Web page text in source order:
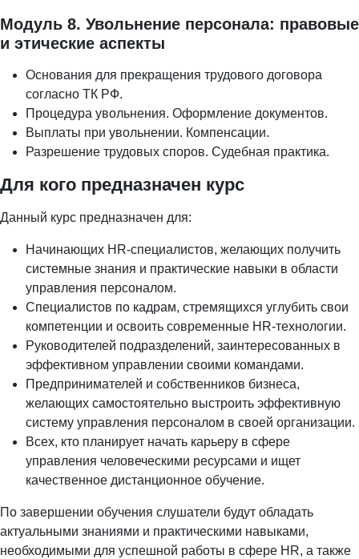
Модуль 8. Увольнение персонала: правовые
и этические аспекты
Основания для прекращения трудового договора
согласно ТК РФ.
Процедура увольнения. Оформление документов.
Выплаты при увольнении. Компенсации.
Разрешение трудовых споров. Судебная практика.
Для кого предназначен курс
Данный курс предназначен для:
Начинающих HR-специалистов, желающих получить
системные знания и практические навыки в области
управления персоналом.
Специалистов по кадрам, стремящихся углубить свои
компетенции и освоить современные HR-технологии.
Руководителей подразделений, заинтересованных в
эффективном управлении своими командами.
Предпринимателей и собственников бизнеса,
желающих самостоятельно выстроить эффективную
систему управления персоналом в своей организации.
Всех, кто планирует начать карьеру в сфере
управления человеческими ресурсами и ищет
качественное дистанционное обучение.
По завершении обучения слушатели будут обладать
актуальными знаниями и практическими навыками,
необходимыми для успешной работы в сфере HR, а также